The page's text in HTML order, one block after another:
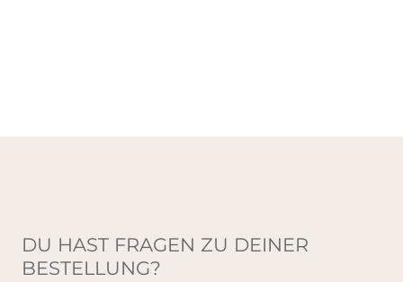
DU HAST FRAGEN ZU DEINER
BESTELLUNG?